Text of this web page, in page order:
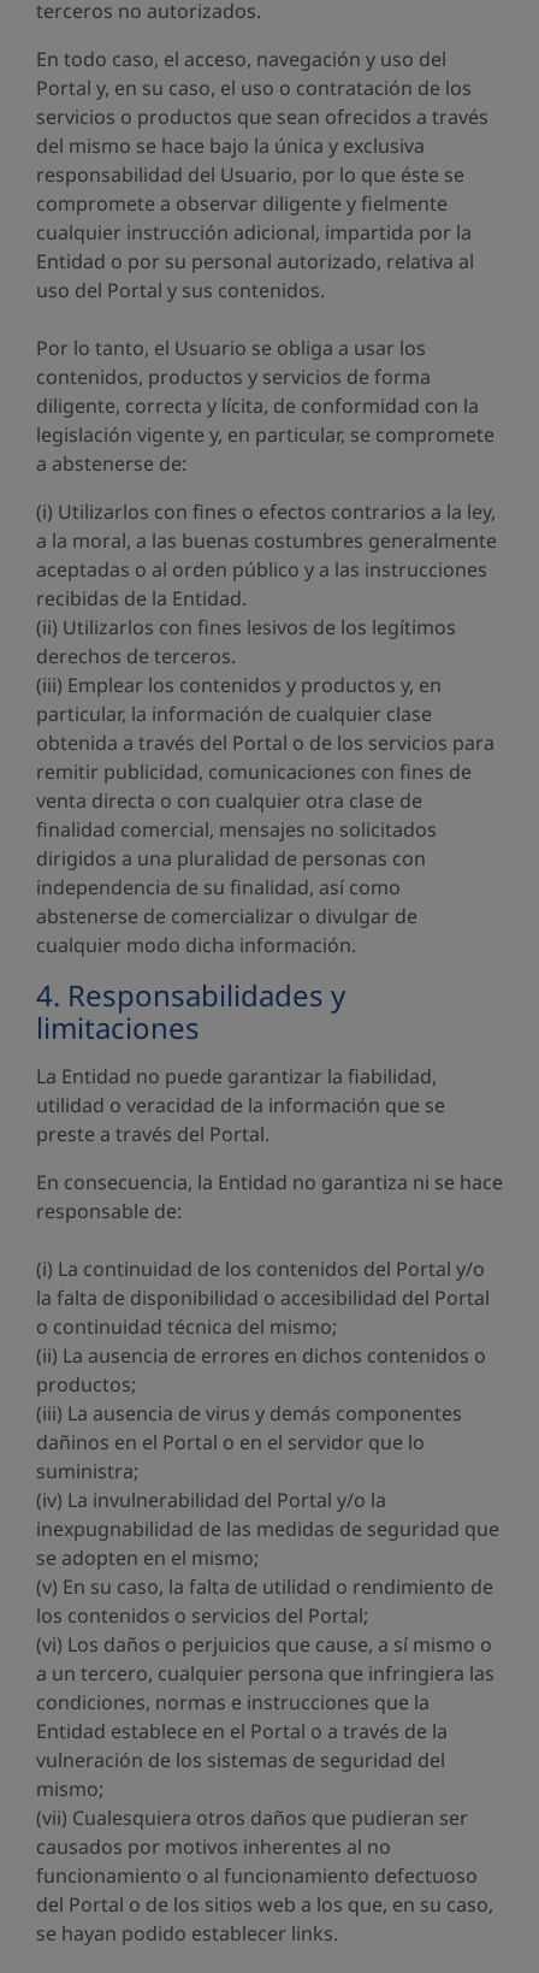
terceros no autorizados.
En todo caso, el acceso, navegación y uso del
Portal y, en su caso, el uso o contratación de los
servicios o productos que sean ofrecidos a través
del mismo se hace bajo la única y exclusiva
responsabilidad del Usuario, por lo que éste se
compromete a observar diligente y fielmente
cualquier instrucción adicional, impartida por la
Entidad o por su personal autorizado, relativa al
uso del Portal y sus contenidos.
Por lo tanto, el Usuario se obliga a usar los
contenidos, productos y servicios de forma
diligente, correcta y lícita, de conformidad con la
legislación vigente y, en particular, se compromete
a abstenerse de:
(i) Utilizarlos con fines o efectos contrarios a la ley,
a la moral, a las buenas costumbres generalmente
aceptadas o al orden público y a las instrucciones
recibidas de la Entidad.
(ii) Utilizarlos con fines lesivos de los legítimos
derechos de terceros.
(iii) Emplear los contenidos y productos y, en
particular, la información de cualquier clase
obtenida a través del Portal o de los servicios para
remitir publicidad, comunicaciones con fines de
venta directa o con cualquier otra clase de
finalidad comercial, mensajes no solicitados
dirigidos a una pluralidad de personas con
independencia de su finalidad, así como
abstenerse de comercializar o divulgar de
cualquier modo dicha información.
4. Responsabilidades y
limitaciones
La Entidad no puede garantizar la fiabilidad,
utilidad o veracidad de la información que se
preste a través del Portal.
En consecuencia, la Entidad no garantiza ni se hace
responsable de:
(i) La continuidad de los contenidos del Portal y/o
la falta de disponibilidad o accesibilidad del Portal
o continuidad técnica del mismo;
(ii) La ausencia de errores en dichos contenidos o
productos;
(iii) La ausencia de virus y demás componentes
dañinos en el Portal o en el servidor que lo
suministra;
(iv) La invulnerabilidad del Portal y/o la
inexpugnabilidad de las medidas de seguridad que
se adopten en el mismo;
(v) En su caso, la falta de utilidad o rendimiento de
los contenidos o servicios del Portal;
(vi) Los daños o perjuicios que cause, a sí mismo o
a un tercero, cualquier persona que infringiera las
condiciones, normas e instrucciones que la
Entidad establece en el Portal o a través de la
vulneración de los sistemas de seguridad del
mismo;
(vii) Cualesquiera otros daños que pudieran ser
causados por motivos inherentes al no
funcionamiento o al funcionamiento defectuoso
del Portal o de los sitios web a los que, en su caso,
se hayan podido establecer links.